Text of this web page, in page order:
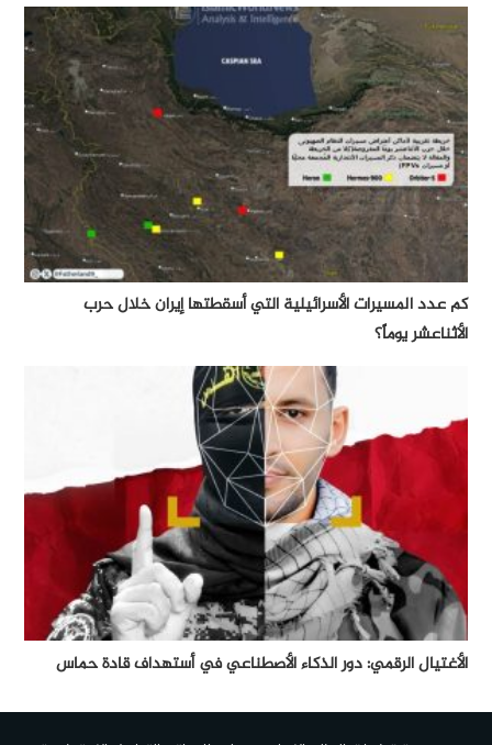
كم عدد المسيرات الأسرائيلية التي أسقطتها إيران خلال حرب
الأثناعشر يوماً؟
الأغتيال الرقمي: دور الذكاء الأصطناعي في أستهداف قادة حماس